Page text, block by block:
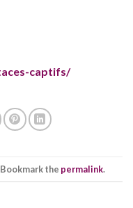
captifs/
the permalink.